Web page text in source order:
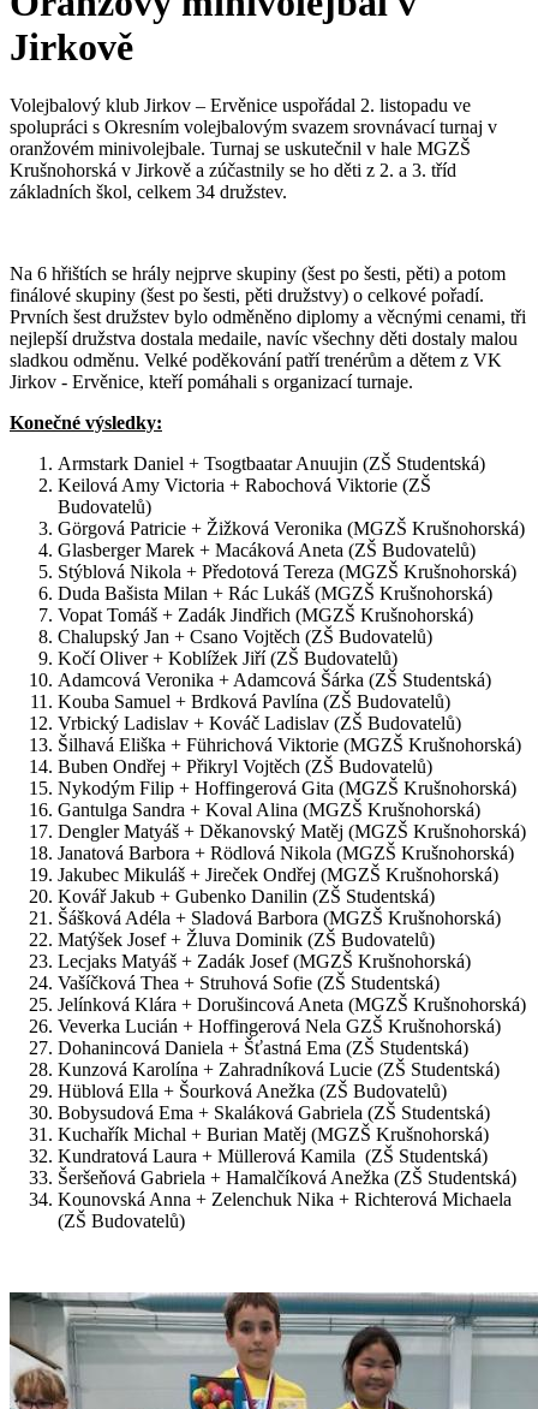
Jirkově
Volejbalový klub Jirkov – Ervěnice uspořádal 2. listopadu ve
spolupráci s Okresním volejbalovým svazem srovnávací turnaj v
oranžovém minivolejbale. Turnaj se uskutečnil v hale MGZŠ
Krušnohorská v Jirkově a zúčastnily se ho děti z 2. a 3. tříd
základních škol, celkem 34 družstev.
Na 6 hřištích se hrály nejprve skupiny (šest po šesti, pěti) a potom
finálové skupiny (šest po šesti, pěti družstvy) o celkové pořadí.
Prvních šest družstev bylo odměněno diplomy a věcnými cenami, tři
nejlepší družstva dostala medaile, navíc všechny děti dostaly malou
sladkou odměnu. Velké poděkování patří trenérům a dětem z VK
Jirkov - Ervěnice, kteří pomáhali s organizací turnaje.
Konečné výsledky:
Armstark Daniel + Tsogtbaatar Anuujin (ZŠ Studentská)
Keilová Amy Victoria + Rabochová Viktorie (ZŠ
Budovatelů)
Görgová Patricie + Žižková Veronika (MGZŠ Krušnohorská)
Glasberger Marek + Macáková Aneta (ZŠ Budovatelů)
Stýblová Nikola + Předotová Tereza (MGZŠ Krušnohorská)
Duda Bašista Milan + Rác Lukáš (MGZŠ Krušnohorská)
Vopat Tomáš + Zadák Jindřich (MGZŠ Krušnohorská)
Chalupský Jan + Csano Vojtěch (ZŠ Budovatelů)
Kočí Oliver + Koblížek Jiří (ZŠ Budovatelů)
Adamcová Veronika + Adamcová Šárka (ZŠ Studentská)
Kouba Samuel + Brdková Pavlína (ZŠ Budovatelů)
Vrbický Ladislav + Kováč Ladislav (ZŠ Budovatelů)
Šilhavá Eliška + Führichová Viktorie (MGZŠ Krušnohorská)
Buben Ondřej + Přikryl Vojtěch (ZŠ Budovatelů)
Nykodým Filip + Hoffingerová Gita (MGZŠ Krušnohorská)
Gantulga Sandra + Koval Alina (MGZŠ Krušnohorská)
Dengler Matyáš + Děkanovský Matěj (MGZŠ Krušnohorská)
Janatová Barbora + Rödlová Nikola (MGZŠ Krušnohorská)
Jakubec Mikuláš + Jireček Ondřej (MGZŠ Krušnohorská)
Kovář Jakub + Gubenko Danilin (ZŠ Studentská)
Šášková Adéla + Sladová Barbora (MGZŠ Krušnohorská)
Matýšek Josef + Žluva Dominik (ZŠ Budovatelů)
Lecjaks Matyáš + Zadák Josef (MGZŠ Krušnohorská)
Vašíčková Thea + Struhová Sofie (ZŠ Studentská)
Jelínková Klára + Dorušincová Aneta (MGZŠ Krušnohorská)
Veverka Lucián + Hoffingerová Nela GZŠ Krušnohorská)
Dohanincová Daniela + Šťastná Ema (ZŠ Studentská)
Kunzová Karolína + Zahradníková Lucie (ZŠ Studentská)
Hüblová Ella + Šourková Anežka (ZŠ Budovatelů)
Bobysudová Ema + Skaláková Gabriela (ZŠ Studentská)
Kuchařík Michal + Burian Matěj (MGZŠ Krušnohorská)
Kundratová Laura + Müllerová Kamila (ZŠ Studentská)
Šeršeňová Gabriela + Hamalčíková Anežka (ZŠ Studentská)
Kounovská Anna + Zelenchuk Nika + Richterová Michaela
(ZŠ Budovatelů)